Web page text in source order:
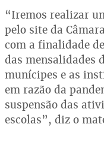
“Iremos realizar
pelo site da
com a finalidade
das mensalidades
munícipes e as
em razão da
suspensão das
escolas”, diz o